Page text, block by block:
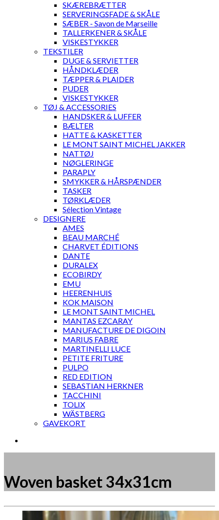
SKÆREBRÆTTER
SERVERINGSFADE & SKÅLE
SÆBER - Savon de Marseille
TALLERKENER & SKÅLE
VISKESTYKKER
TEKSTILER
DUGE & SERVIETTER
HÅNDKLÆDER
TÆPPER & PLAIDER
PUDER
VISKESTYKKER
TØJ & ACCESSORIES
HANDSKER & LUFFER
BÆLTER
HATTE & KASKETTER
LE MONT SAINT MICHEL JAKKER
NATTØJ
NØGLERINGE
PARAPLY
SMYKKER & HÅRSPÆNDER
TASKER
TØRKLÆDER
Sélection Vintage
DESIGNERE
AMES
BEAU MARCHÉ
CHARVET ÉDITIONS
DANTE
DURALEX
ECOBIRDY
EMU
HEERENHUIS
KOK MAISON
LE MONT SAINT MICHEL
MANTAS EZCARAY
MANUFACTURE DE DIGOIN
MARIUS FABRE
MARTINELLI LUCE
PETITE FRITURE
PULPO
RED EDITION
SEBASTIAN HERKNER
TACCHINI
TOLIX
WÄSTBERG
GAVEKORT
Woven basket 34x31cm
Måske kunne nogle af disse produkter have din